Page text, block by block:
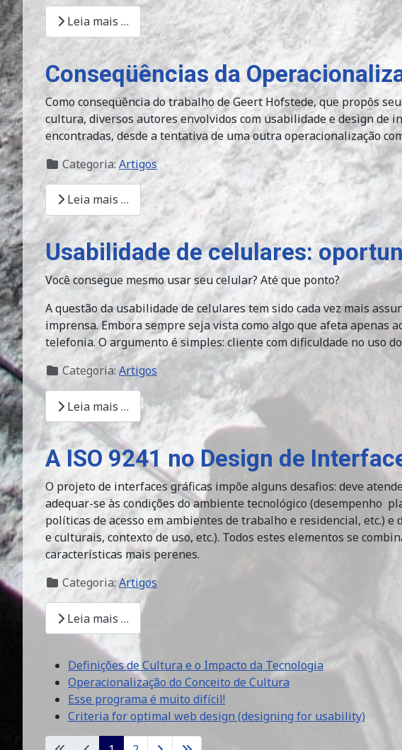
Leia mais …
Conseqüências da
Como conseqüência do trabalho de Geert Hofstede, que propôs
cultura, diversos autores envolvidos com usabilidade e design de
encontradas, desde a tentativa de uma outra operacionalização
Categoria:Artigos
Leia mais …
Usabilidade de celulares:
Você consegue mesmo usar seu celular? Até que ponto?
A questão da usabilidade de celulares tem sido cada vez mais
imprensa. Embora sempre seja vista como algo que afeta
telefonia. O argumento é simples: cliente com dificuldade no uso
Categoria: Artigos
Leia mais …
A ISO 9241 no Design de
O projeto de interfaces gráficas impõe alguns desafios: deve
adequar-se às condições do ambiente tecnológico (desempenho
políticas de acesso em ambientes de trabalho e residencial, etc.)
e culturais, contexto de uso, etc.). Todos estes elementos se
características mais perenes.
Categoria:Artigos
Leia mais …
Definições de Cultura e o Impacto da Tecnologia
Operacionalização do Conceito de Cultura
Esse programa é muito difícil!
Criteria for optimal web design (designing for usability)